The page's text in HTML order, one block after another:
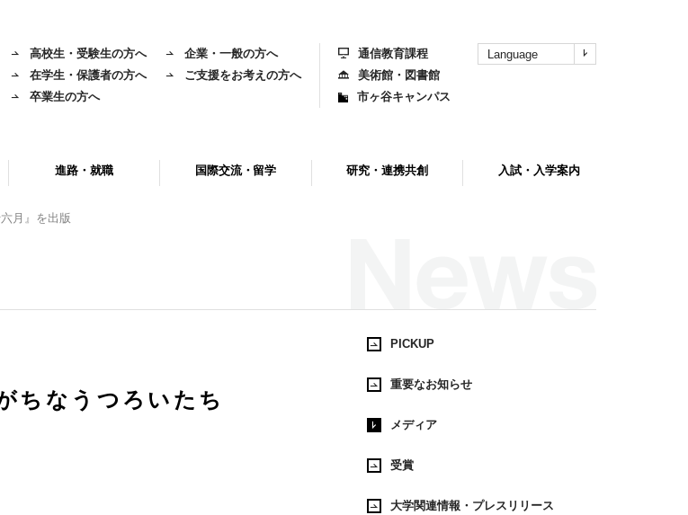
Language
通信教育課程
美術館・図書館
市ヶ谷キャンパス
高校生・受験生の方へ
在学生・保護者の方へ
卒業生の方へ
企業・一般の方へ
ご支援をお考えの方へ
進路・就職 国際交流・留学 研究・連携共創 入試・入学案内
月』を出版
ちなうつろいたち
PICKUP
重要なお知らせ
メディア
受賞
大学関連情報・プレスリリース